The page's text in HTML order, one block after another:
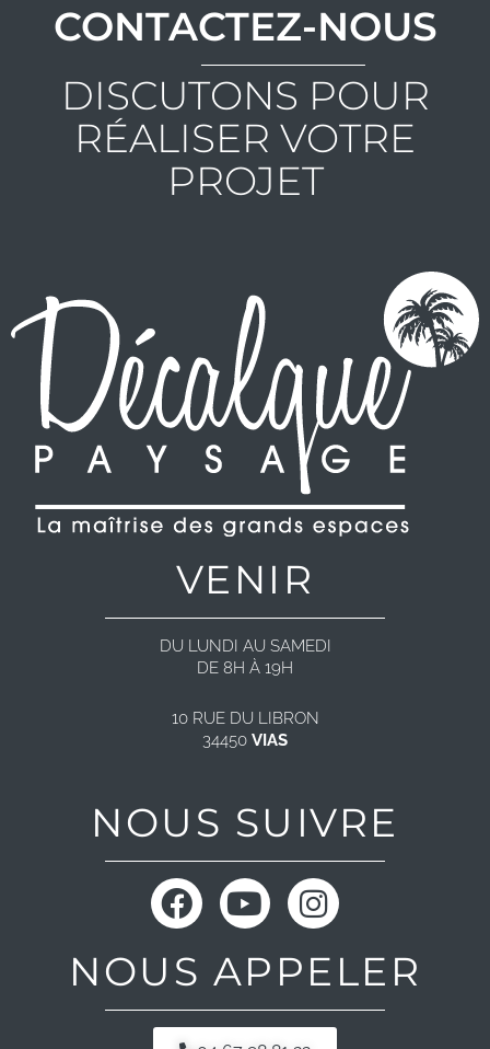
CONTACTEZ-NOUS
DISCUTONS POUR
RÉALISER VOTRE
PROJET
VENIR
DU LUNDI AU SAMEDI
DE 8H À 19H
10 RUE DU LIBRON
34450 VIAS
NOUS SUIVRE
F
a
c
e
b
Y
o
u
t
u
I
n
s
t
a
NOUS APPELER